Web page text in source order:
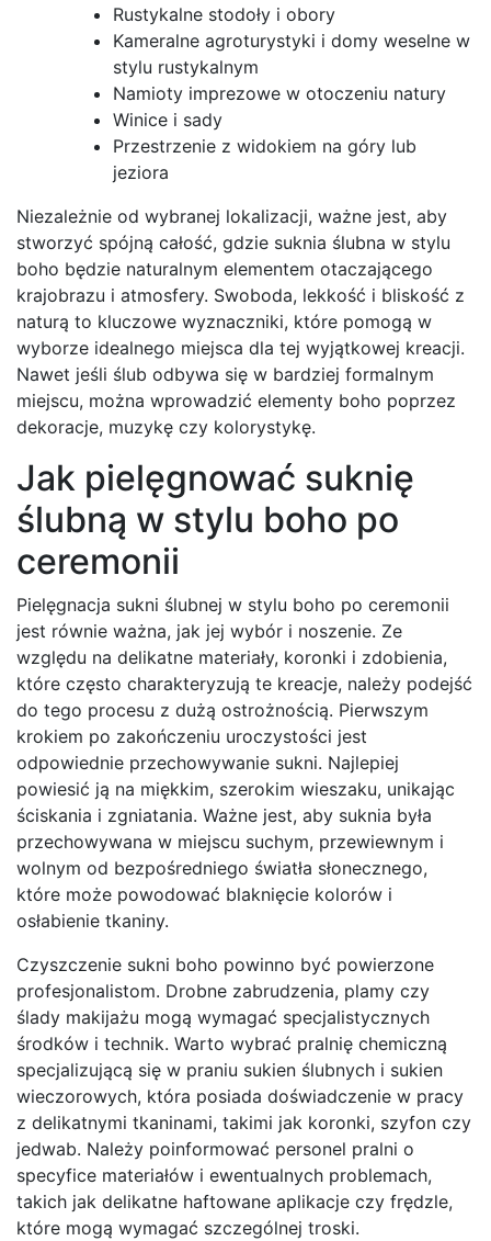
Rustykalne stodoły i obory
Kameralne agroturystyki i domy weselne w
stylu rustykalnym
Namioty imprezowe w otoczeniu natury
Winice i sady
Przestrzenie z widokiem na góry lub
jeziora
Niezależnie od wybranej lokalizacji, ważne jest, aby
stworzyć spójną całość, gdzie suknia ślubna w stylu
boho będzie naturalnym elementem otaczającego
krajobrazu i atmosfery. Swoboda, lekkość i bliskość z
naturą to kluczowe wyznaczniki, które pomogą w
wyborze idealnego miejsca dla tej wyjątkowej kreacji.
Nawet jeśli ślub odbywa się w bardziej formalnym
miejscu, można wprowadzić elementy boho poprzez
dekoracje, muzykę czy kolorystykę.
Jak pielęgnować suknię
ślubną w stylu boho po
ceremonii
Pielęgnacja sukni ślubnej w stylu boho po ceremonii
jest równie ważna, jak jej wybór i noszenie. Ze
względu na delikatne materiały, koronki i zdobienia,
które często charakteryzują te kreacje, należy podejść
do tego procesu z dużą ostrożnością. Pierwszym
krokiem po zakończeniu uroczystości jest
odpowiednie przechowywanie sukni. Najlepiej
powiesić ją na miękkim, szerokim wieszaku, unikając
ściskania i zgniatania. Ważne jest, aby suknia była
przechowywana w miejscu suchym, przewiewnym i
wolnym od bezpośredniego światła słonecznego,
które może powodować blaknięcie kolorów i
osłabienie tkaniny.
Czyszczenie sukni boho powinno być powierzone
profesjonalistom. Drobne zabrudzenia, plamy czy
ślady makijażu mogą wymagać specjalistycznych
środków i technik. Warto wybrać pralnię chemiczną
specjalizującą się w praniu sukien ślubnych i sukien
wieczorowych, która posiada doświadczenie w pracy
z delikatnymi tkaninami, takimi jak koronki, szyfon czy
jedwab. Należy poinformować personel pralni o
specyfice materiałów i ewentualnych problemach,
takich jak delikatne haftowane aplikacje czy frędzle,
które mogą wymagać szczególnej troski.